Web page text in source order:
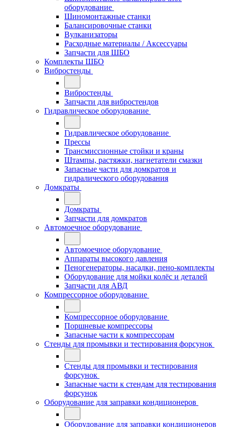
оборудование
Шиномонтажные станки
Балансировочные станки
Вулканизаторы
Расходные материалы / Аксессуары
Запчасти для ШБО
Комплекты ШБО
Вибростенды
Вибростенды
Запчасти для вибростендов
Гидравлическое оборудование
Гидравлическое оборудование
Прессы
Трансмиссионные стойки и краны
Штампы, растяжки, нагнетатели смазки
Запасные части для домкратов и
гидралического оборудования
Домкраты
Домкраты
Запчасти для домкратов
Автомоечное оборудование
Автомоечное оборудование
Аппараты высокого давления
Пеногенераторы, насадки, пено-комплекты
Оборудование для мойки колёс и деталей
Запчасти для АВД
Компрессорное оборудование
Компрессорное оборудование
Поршневые компрессоры
Запасные части к компрессорам
Стенды для промывки и тестирования форсунок
Стенды для промывки и тестирования
форсунок
Запасные части к стендам для тестирования
форсунок
Оборудование для заправки кондиционеров
Оборудование для заправки кондиционеров